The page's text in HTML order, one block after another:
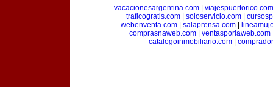
vacacionesargentina.com
viajespuertorico.com
traficogratis.com| soloservicio.com|
webenventa.com
salaprensa.com
comprasnaweb.com
ventasporlaweb.com
catalogoinmobiliario.com|